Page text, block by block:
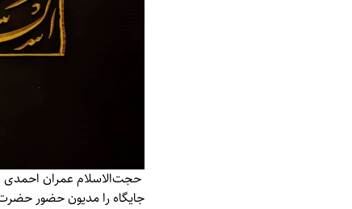
حجت‌الاسلام عمران احمدی
جایگاه را مدیون حضور